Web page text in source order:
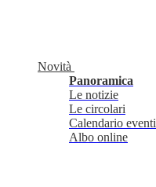
Novità
Panoramica
Le notizie
Le circolari
Calendario eventi
Albo online